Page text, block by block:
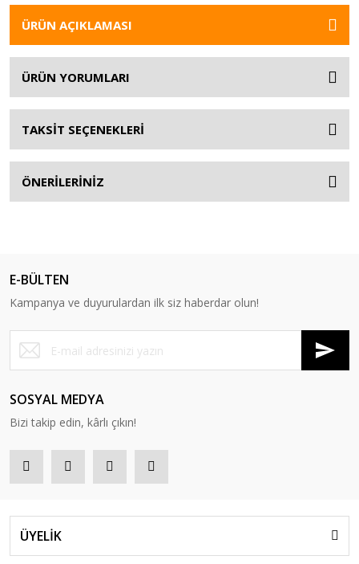
ÜRÜN AÇIKLAMASI
ÜRÜN YORUMLARI
TAKSİT SEÇENEKLERİ
ÖNERİLERİNİZ
E-BÜLTEN
Kampanya ve duyurulardan ilk siz haberdar olun!
SOSYAL MEDYA
Bizi takip edin, kârlı çıkın!
ÜYELİK